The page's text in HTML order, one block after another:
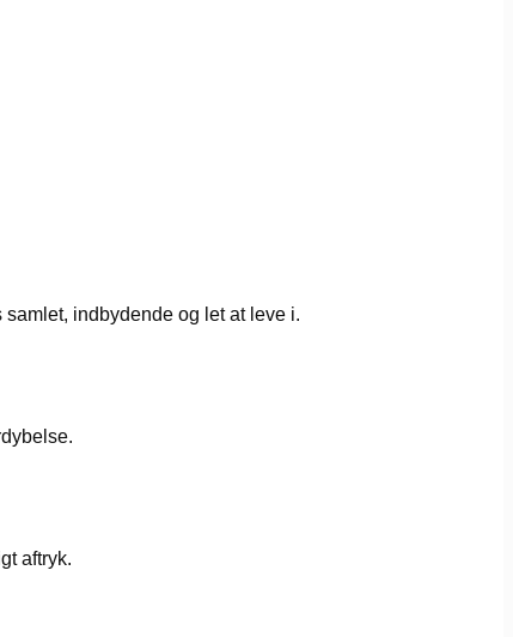
indbydende og let at leve i.
aftryk.